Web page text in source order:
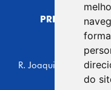
do
PREFEITURA
CNPJ:
R. Joaquim das